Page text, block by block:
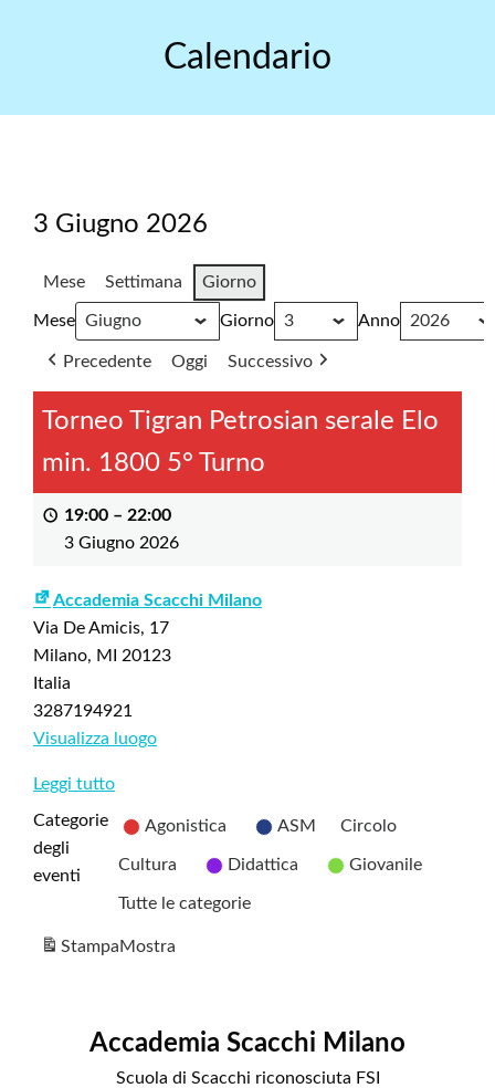
Calendario
3 Giugno 2026
Mese Settimana Giorno
Mese Giorno Anno
Precedente Oggi Successivo
Torneo Tigran Petrosian serale Elo
min. 1800 5° Turno
19:00 – 22:00
3 Giugno 2026
Accademia Scacchi Milano
Via De Amicis, 17
Milano, MI
20123
Italia
3287194921
Visualizza luogo
Leggi tutto
Categorie
degli
eventi
Agonistica ASM Circolo
Cultura Didattica Giovanile
Tutte le categorie
StampaMostra
Accademia Scacchi Milano
Scuola di Scacchi riconosciuta FSI